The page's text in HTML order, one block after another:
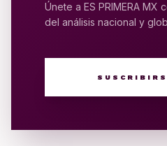
Únete a ES PRIMERA MX
del análisis nacional y